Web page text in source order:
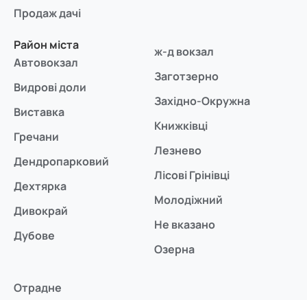
Продаж дачі
Район міста
Автовокзал
Видрові доли
Виставка
Гречани
Дендропарковий
Дехтярка
Дивокрай
Дубове
ж-д вокзал
Заготзерно
Західно-Окружна
Книжківці
Лезнево
Лісові Грінівці
Молодіжний
Не вказано
Озерна
Отрадне